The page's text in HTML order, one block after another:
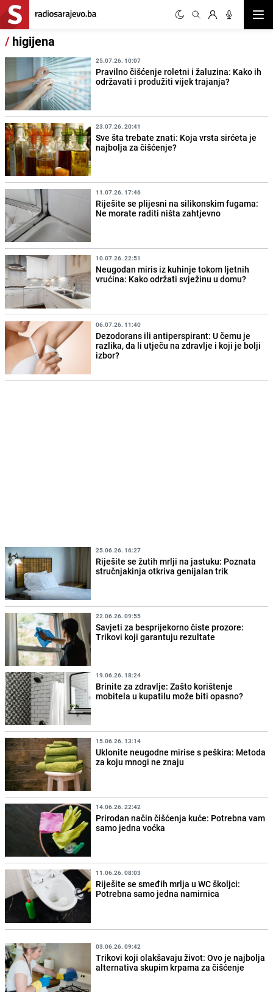
/ higijena
25.07.26. 10:07
Pravilno čišćenje roletni i žaluzina: Kako ih
održavati i produžiti vijek trajanja?
23.07.26. 20:41
Sve šta trebate znati: Koja vrsta sirćeta je
najbolja za čišćenje?
11.07.26. 17:46
Riješite se plijesni na silikonskim fugama:
Ne morate raditi ništa zahtjevno
10.07.26. 22:51
Neugodan miris iz kuhinje tokom ljetnih
vrućina: Kako održati svježinu u domu?
06.07.26. 11:40
Dezodorans ili antiperspirant: U čemu je
razlika, da li utječu na zdravlje i koji je bolji
izbor?
25.06.26. 16:27
Riješite se žutih mrlji na jastuku: Poznata
stručnjakinja otkriva genijalan trik
22.06.26. 09:55
Savjeti za besprijekorno čiste prozore:
Trikovi koji garantuju rezultate
19.06.26. 18:24
Brinite za zdravlje: Zašto korištenje
mobitela u kupatilu može biti opasno?
15.06.26. 13:14
Uklonite neugodne mirise s peškira: Metoda
za koju mnogi ne znaju
14.06.26. 22:42
Prirodan način čišćenja kuće: Potrebna vam
samo jedna voćka
11.06.26. 08:03
Riješite se smeđih mrlja u WC školjci:
Potrebna samo jedna namirnica
03.06.26. 09:42
Trikovi koji olakšavaju život: Ovo je najbolja
alternativa skupim krpama za čišćenje